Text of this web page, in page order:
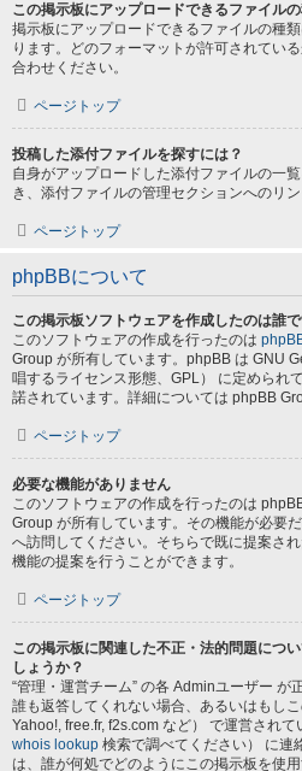
この掲示板にアップロードできるファイル
掲示板にアップロードできるファイルの種
ります。どのフォーマットが許可されてい
合わせください。
ページトップ
投稿した添付ファイルを探すには？
自身がアップロードした添付ファイルの一
き、添付ファイルの管理セクションへのリン
ページトップ
phpBBについて
この掲示板ソフトウェアを作成したのは誰
このソフトウェアの作成を行ったのは
Group が所有しています。phpBB は GNU
唱するライセンス形態、GPL） に定められ
諾されています。詳細については phpBB
ページトップ
必要な機能がありません
このソフトウェアの作成を行ったのは
Group が所有しています。その機能が必要だ
へ訪問してください。そちらで既に提案さ
機能の提案を行うことができます。
ページトップ
この掲示板に関連した不正・法的問題につ
しょうか？
“管理・運営チーム” の各 Adminユーザー が
誰も返答してくれない場合、あるいはもし
Yahoo!, free.fr, f2s.com など） で運営され
whois lookup 検索で調べてください） に連
は、誰が何処でどのようにこの掲示板を使